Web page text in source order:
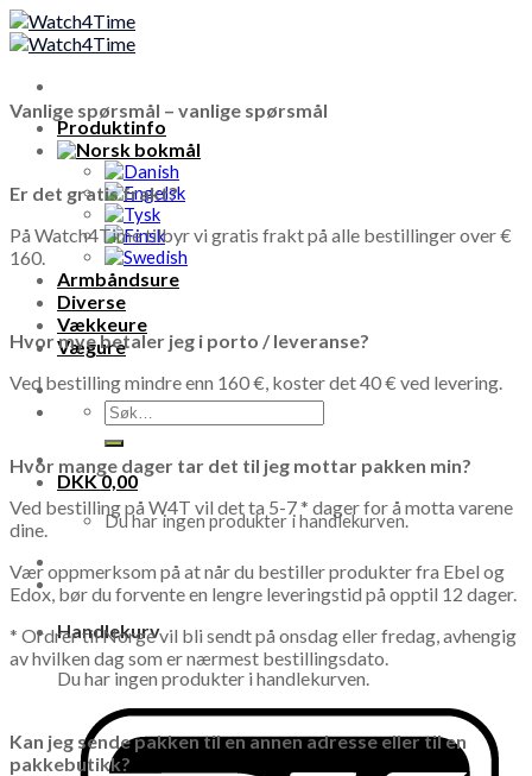
Skip
to
Produktinfo
Armbåndsure
Diverse
Vækkeure
Vægure
Søk
etter:
DKK0,00
Du har ingen produkter i handlekurven.
Handlekurv
Du har ingen produkter i handlekurven.
Vanlige spørsmål – vanlige spørsmål
Er det gratis frakt?
På Watch4Time tilbyr vi gratis frakt på alle bestillinger over €
160.
Hvor mye betaler jeg i porto / leveranse?
Ved bestilling mindre enn 160 €, koster det 40 € ved levering.
Hvor mange dager tar det til jeg mottar pakken min?
Ved bestilling på W4T vil det ta 5-7 * dager for å motta varene
dine.
Vær oppmerksom på at når du bestiller produkter fra Ebel og
Edox, bør du forvente en lengre leveringstid på opptil 12 dager.
* Ordrer til Norge vil bli sendt på onsdag eller fredag, avhengig
av hvilken dag som er nærmest bestillingsdato.
Kan jeg sende pakken til en annen adresse eller til en
pakkebutikk?